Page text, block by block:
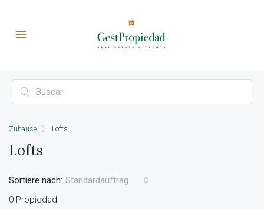
Zuhause Lofts
Lofts
0 Propiedad
Sortiere nach: Standardauftrag